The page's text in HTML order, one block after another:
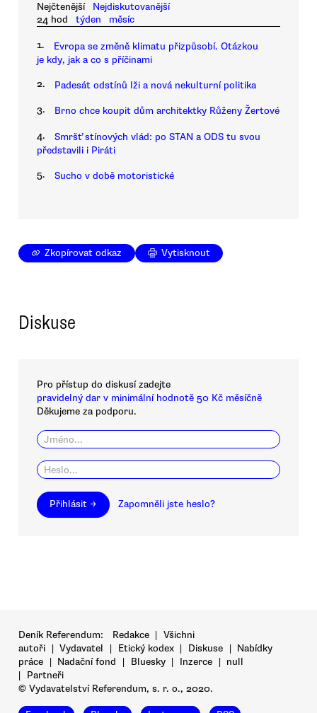
Nejčtenější
Nejdiskutovanější
24 hod
týden měsíc
1.
Evropa se změně klimatu přizpůsobí. Otázkou
je kdy, jak a co s příčinami
2. Padesát odstínů lži a nová nekulturní politika
3. Brno chce koupit dům architektky Růženy Žertové
4.
Smršť stínových vlád: po STAN a ODS tu svou
představili i Piráti
5. Sucho v době motoristické
Zkopírovat odkaz Vytisknout
Diskuse
Pro přístup do diskusí zadejte
pravidelný dar v minimální hodnotě 50 Kč měsíčně
Děkujeme za podporu.
Přihlásit → Zapomněli jste heslo?
Deník Referendum: Redakce | Všichni
autoři | Vydavatel | Etický kodex | Diskuse | Nabídky
práce | Nadační fond | Bluesky | Inzerce | null
|
Partneři
© Vydavatelství Referendum, s. r. o., 2020.